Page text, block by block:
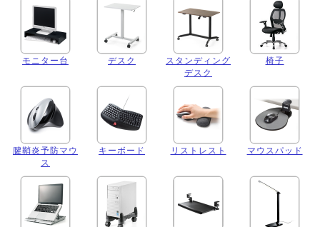
モニター台 デスク
スタンディング
デスク
椅子
腱鞘炎予防マウ
ス
キーボード リストレスト マウスパッド